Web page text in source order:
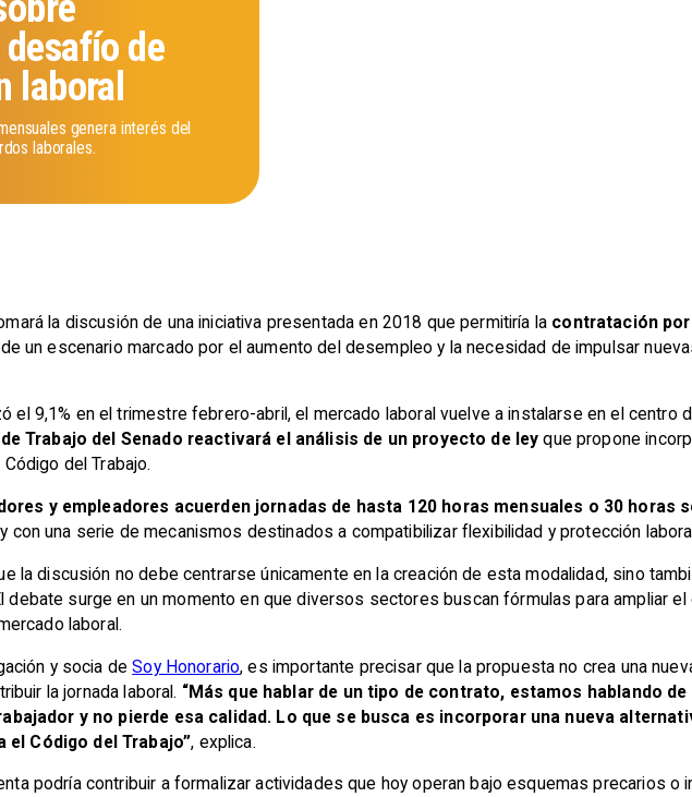
de
laboral
genera interés del
laborales.
la discusión de una iniciativa presentada en 2018 que permitiría la contratación
un escenario marcado por el aumento del desempleo y la necesidad de impulsar
el 9,1% en el trimestre febrero-abril, el mercado laboral vuelve a instalarse en el centro
Trabajo del Senado reactivará el análisis de un proyecto de ley que propone
del Trabajo.
y empleadores acuerden jornadas de hasta 120 horas mensuales o 30 horas
una serie de mecanismos destinados a compatibilizar flexibilidad y protección
la discusión no debe centrarse únicamente en la creación de esta modalidad, sino
debate surge en un momento en que diversos sectores buscan fórmulas para ampliar
laboral.
y socia deSoy Honorario, es importante precisar que la propuesta no crea una
la jornada laboral. “Más que hablar de un tipo de contrato, estamos hablando
y no pierde esa calidad. Lo que se busca es incorporar una nueva
Código del Trabajo”, explica.
podría contribuir a formalizar actividades que hoy operan bajo esquemas precarios o